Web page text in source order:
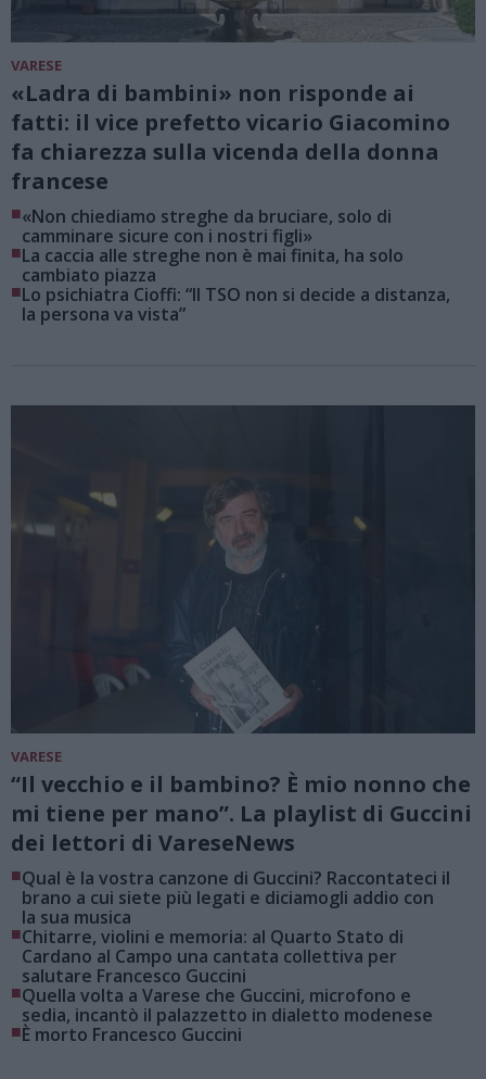
VARESE
«Ladra di bambini» non risponde ai
fatti: il vice prefetto vicario Giacomino
fa chiarezza sulla vicenda della donna
francese
■«Non chiediamo streghe da bruciare, solo di
camminare sicure con i nostri figli»
■La caccia alle streghe non è mai finita, ha solo
cambiato piazza
■Lo psichiatra Cioffi: “Il TSO non si decide a distanza,
la persona va vista”
VARESE
“Il vecchio e il bambino? È mio nonno che
mi tiene per mano”. La playlist di Guccini
dei lettori di VareseNews
■Qual è la vostra canzone di Guccini? Raccontateci il
brano a cui siete più legati e diciamogli addio con
la sua musica
■Chitarre, violini e memoria: al Quarto Stato di
Cardano al Campo una cantata collettiva per
salutare Francesco Guccini
■Quella volta a Varese che Guccini, microfono e
sedia, incantò il palazzetto in dialetto modenese
■È morto Francesco Guccini